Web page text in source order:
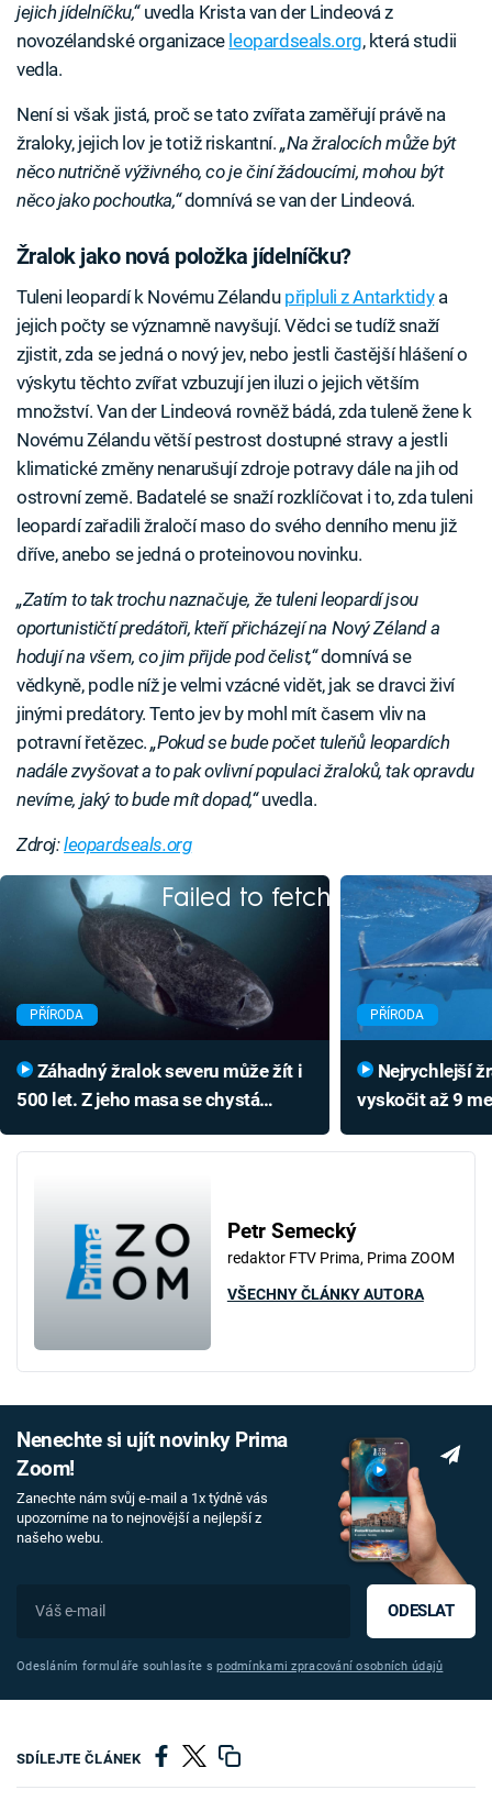
jejich jídelníčku,“uvedla Krista van der Lindeová z
novozélandské organizace leopardseals.org, která studii
vedla.
Není si však jistá, proč se tato zvířata zaměřují právě na
žraloky, jejich lov je totiž riskantní.„Na žralocích může být
něco nutričně výživného, co je činí žádoucími, mohou být
něco jako pochoutka,“domnívá se van der Lindeová.
Žralok jako nová položka jídelníčku?
Tuleni leopardí k Novému Zélandu připluli z Antarktidya
jejich počty se významně navyšují. Vědci se tudíž snaží
zjistit, zda se jedná o nový jev, nebo jestli častější hlášení o
výskytu těchto zvířat vzbuzují jen iluzi o jejich větším
množství. Van der Lindeová rovněž bádá, zda tuleně žene k
Novému Zélandu větší pestrost dostupné stravy a jestli
klimatické změny nenarušují zdroje potravy dále na jih od
ostrovní země. Badatelé se snaží rozklíčovat i to, zda tuleni
leopardí zařadili žraločí maso do svého denního menu již
dříve, anebo se jedná o proteinovou novinku.
„Zatím to tak trochu naznačuje, že tuleni leopardí jsou
oportunističtí predátoři, kteří přicházejí na Nový Zéland a
hodují na všem, co jim přijde pod čelist,“domnívá se
vědkyně, podle níž je velmi vzácné vidět, jak se dravci živí
jinými predátory. Tento jev by mohl mít časem vliv na
potravní řetězec.„Pokud se bude počet tuleňů leopardích
nadále zvyšovat a to pak ovlivní populaci žraloků, tak opravdu
nevíme, jaký to bude mít dopad,“uvedla.
Zdroj:leopardseals.org
Failed to fetch
PŘÍRODA
500 let. Z jeho masa se chystá
PŘÍRODA
vyskočit až 9
Petr Semecký
redaktor FTV Prima, Prima ZOOM
VŠECHNY ČLÁNKY AUTORA
Nenechte si ujít novinky Prima
Zoom!
Zanechte nám svůj e-mail a 1x týdně vás
upozorníme na to nejnovější a nejlepší z
našeho webu.
ODESLAT
Odesláním formuláře souhlasíte spodmínkami zpracování osobních údajů
SDÍLEJTE ČLÁNEK